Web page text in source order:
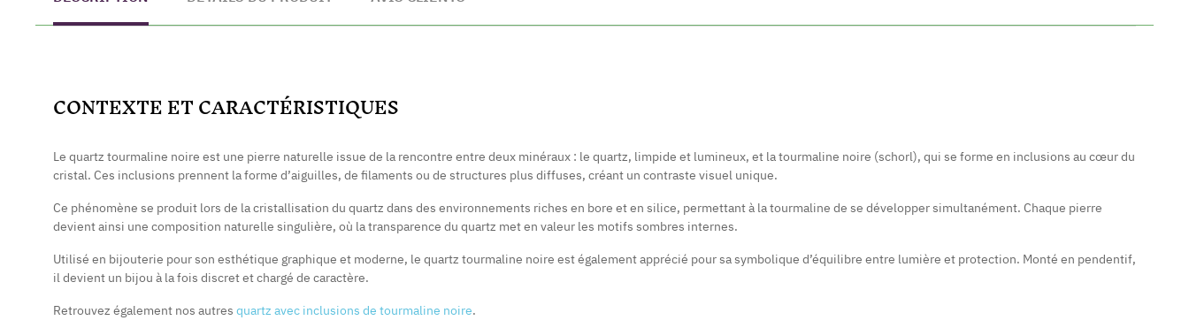
CONTEXTE ET CARACTÉRISTIQUES
Le quartz tourmaline noire est une pierre naturelle issue de la rencontre entre deux minéraux : le quartz, limpide et lumineux, et la tourmaline noire (schorl), qui se forme en inclusions au cœur du
cristal. Ces inclusions prennent la forme d’aiguilles, de filaments ou de structures plus diffuses, créant un contraste visuel unique.
Ce phénomène se produit lors de la cristallisation du quartz dans des environnements riches en bore et en silice, permettant à la tourmaline de se développer simultanément. Chaque pierre
devient ainsi une composition naturelle singulière, où la transparence du quartz met en valeur les motifs sombres internes.
Utilisé en bijouterie pour son esthétique graphique et moderne, le quartz tourmaline noire est également apprécié pour sa symbolique d’équilibre entre lumière et protection. Monté en pendentif,
il devient un bijou à la fois discret et chargé de caractère.
Retrouvez également nos autres quartz avec inclusions de tourmaline noire.